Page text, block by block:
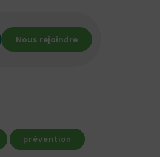
Nous rejoindre
prévention